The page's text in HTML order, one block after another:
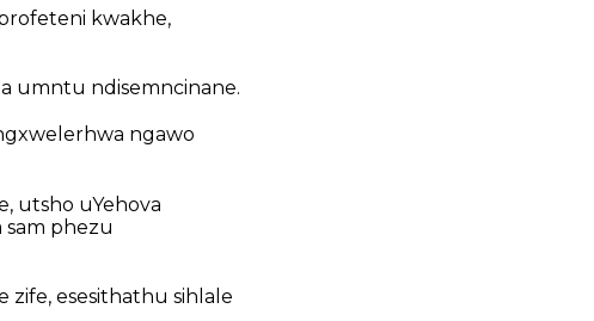
kwakhe,
umntu ndisemncinane.
ngawo
utsho uYehova
sam phezu
zife, esesithathu sihlale